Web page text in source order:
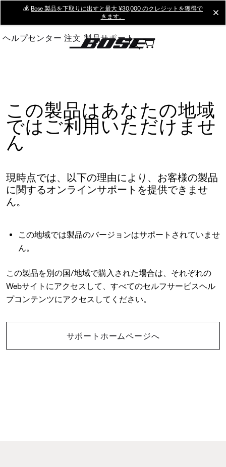
Main
💰 Bose 製品を下取りに出すと最大 ¥30,000 のクレジットを獲得で
きます。
ヘルプセンター 注文 製品サポート
この製品はあなたの地域
ではご利用いただけませ
ん
現時点では、以下の理由により、お客様の製品
に関するオンラインサポートを提供できませ
ん。
この地域では製品のバージョンはサポートされていませ
ん。
この製品を別の国/地域で購入された場合は、それぞれの
Webサイトにアクセスして、すべてのセルフサービスヘル
プコンテンツにアクセスしてください。
サポートホームページへ